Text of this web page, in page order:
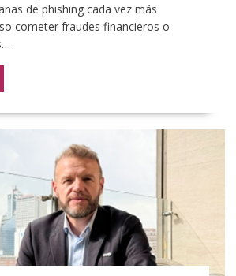
de phishing cada vez más
cometer fraudes financieros o